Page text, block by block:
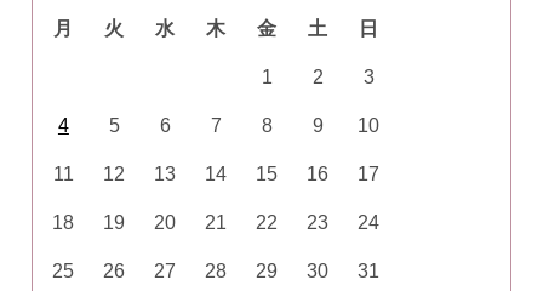
月
火 水 木 金 土 日
1 2 3
4 5 6 7 8 9 10
11 12 13 14 15 16 17
18 19 20 21 22 23 24
25 26 27 28 29 30 31